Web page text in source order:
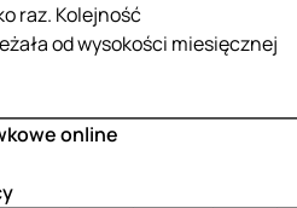
raz. Kolejność
od wysokości miesięcznej
online